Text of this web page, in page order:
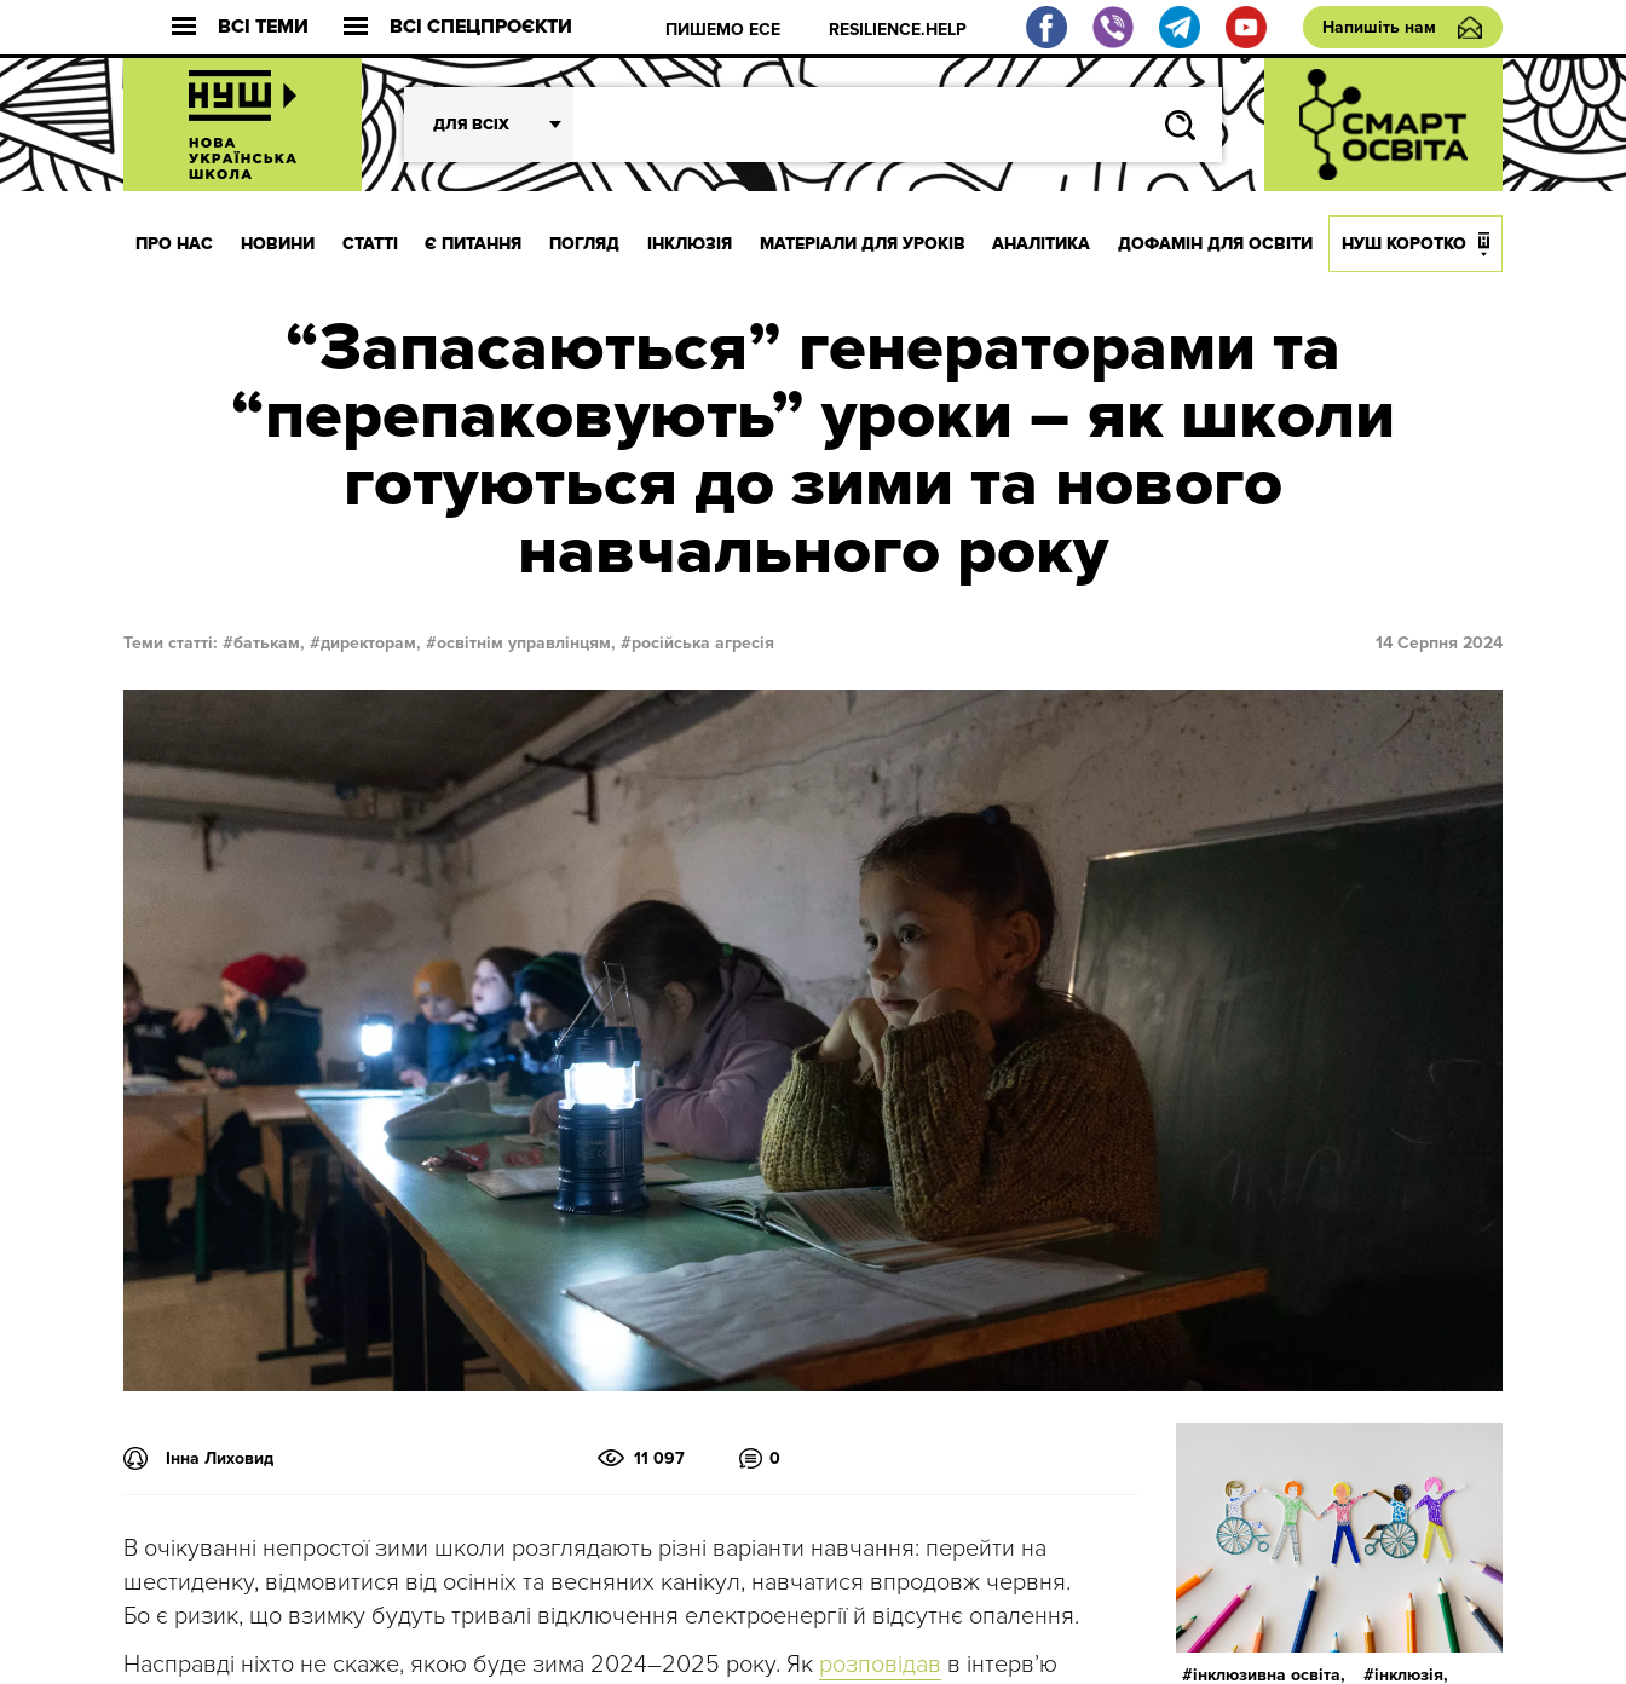
ВСІ ТЕМИ ВСІ СПЕЦПРОЄКТИ ПИШЕМО ЕСЕ RESILIENCE.HELP Напишіть нам
ДЛЯ ВСІХ
ПРО НАС НОВИНИ СТАТТІ Є ПИТАННЯ ПОГЛЯД ІНКЛЮЗІЯ МАТЕРІАЛИ ДЛЯ УРОКІВ АНАЛІТИКА ДОФАМІН ДЛЯ ОСВІТИ НУШ КОРОТКО
“Запасаються” генераторами та
“перепаковують” уроки – як школи
готуються до зими та нового
навчального року
Теми статті: батькам, директорам, освітнім управлінцям, російська агресія 14 Серпня 2024
Інна Лиховид 11 097 0
В очікуванні непростої зими школи розглядають різні варіанти навчання: перейти на
шестиденку, відмовитися від осінніх та весняних канікул, навчатися впродовж червня.
Бо є ризик, що взимку будуть тривалі відключення електроенергії й відсутнє опалення.
Насправді ніхто не скаже, якою буде зима 2024–2025 року. Як розповідав в інтерв’ю
інклюзивна освіта,
інклюзія,